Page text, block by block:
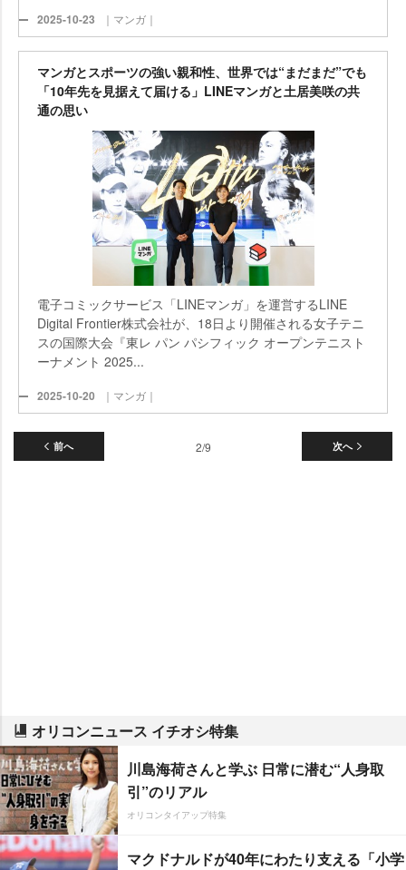
2025-10-23 ｜マンガ｜
マンガとスポーツの強い親和性、世界では“まだまだ”でも
「10年先を見据えて届ける」LINEマンガと土居美咲の共
通の思い
電子コミックサービス「LINEマンガ」を運営するLINE
Digital Frontier株式会社が、18日より開催される女子テニ
スの国際大会『東レ パン パシフィック オープンテニスト
ーナメント 2025...
2025-10-20 ｜マンガ｜
前へ 次へ
2/9
オリコンニュース イチオシ特集
川島海荷さんと学ぶ 日常に潜む“人身取
引”のリアル
オリコンタイアップ特集
マクドナルドが40年にわたり支える「小学